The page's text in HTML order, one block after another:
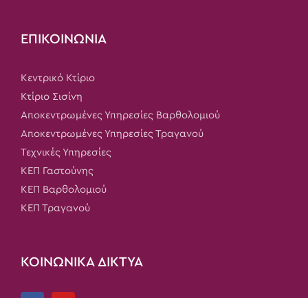
ΕΠΙΚΟΙΝΩΝΙΑ
Κεντρικό Κτίριο
Κτίριο Σισίνη
Αποκεντρωμένες Υπηρεσίες Βαρθολομιού
Αποκεντρωμένες Υπηρεσίες Τραγανού
Τεχνικές Υπηρεσίες
ΚΕΠ Γαστούνης
ΚΕΠ Βαρθολομιού
ΚΕΠ Τραγανού
ΚΟΙΝΩΝΙΚΑ ΔΙΚΤΥΑ